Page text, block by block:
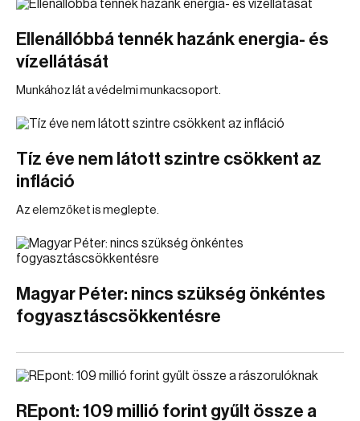
Ellenállóbbá tennék hazánk energia- és
vízellátását
Munkához lát a védelmi munkacsoport.
Tíz éve nem látott szintre csökkent az
infláció
Az elemzőket is meglepte.
Magyar Péter: nincs szükség önkéntes
fogyasztáscsökkentésre
REpont: 109 millió forint gyűlt össze a